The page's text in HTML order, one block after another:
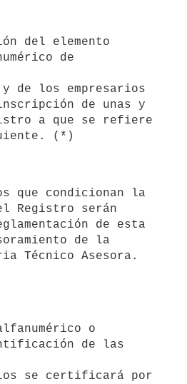
de
y de los empresarios
de unas y
a que se refiere
Registro serán
de esta
de la
Técnico Asesora.
de las
se certificará por